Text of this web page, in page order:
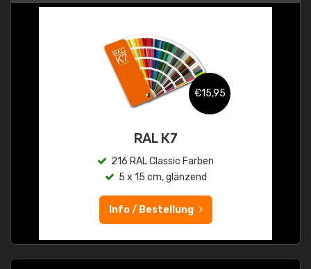
€15,95
RAL K7
216 RAL Classic Farben
5 x 15 cm, glänzend
Info / Bestellung